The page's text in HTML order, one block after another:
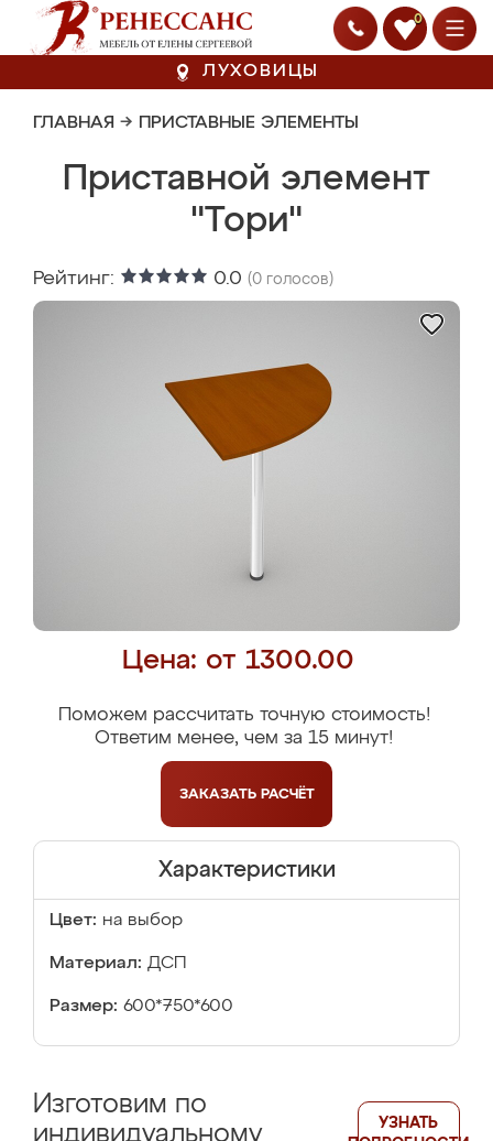
0
ЛУХОВИЦЫ
ГЛАВНАЯ → ПРИСТАВНЫЕ ЭЛЕМЕНТЫ
Приставной элемент
"Тори"
Рейтинг: 0.0 (0 голосов)
Цена: от 1300.00
Поможем рассчитать точную стоимость!
Ответим менее, чем за 15 минут!
ЗАКАЗАТЬ РАСЧЁТ
Характеристики
Цвет: на выбор
Материал: ДСП
Размер: 600*750*600
Изготовим по
индивидуальному
УЗНАТЬ